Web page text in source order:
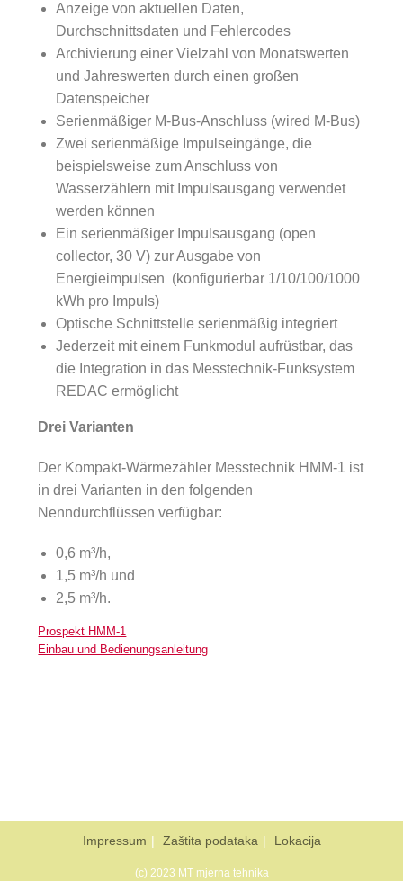
Anzeige von aktuellen Daten,
Durchschnittsdaten und Fehlercodes
Archivierung einer Vielzahl von Monatswerten
und Jahreswerten durch einen großen
Datenspeicher
Serienmäßiger M-Bus-Anschluss (wired M-Bus)
Zwei serienmäßige Impulseingänge, die
beispielsweise zum Anschluss von
Wasserzählern mit Impulsausgang verwendet
werden können
Ein serienmäßiger Impulsausgang (open
collector, 30 V) zur Ausgabe von
Energieimpulsen (konfigurierbar 1/10/100/1000
kWh pro Impuls)
Optische Schnittstelle serienmäßig integriert
Jederzeit mit einem Funkmodul aufrüstbar, das
die Integration in das Messtechnik-Funksystem
REDAC ermöglicht
Drei Varianten
Der Kompakt-Wärmezähler Messtechnik HMM-1 ist
in drei Varianten in den folgenden
Nenndurchflüssen verfügbar:
0,6 m³/h,
1,5 m³/h und
2,5 m³/h.
Prospekt HMM-1
Einbau und Bedienungsanleitung
Impressum Zaštita podataka Lokacija
(c) 2023 MT mjerna tehnika